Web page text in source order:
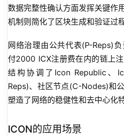
数据完整性确认方面发挥关键作
机制则简化了区块生成和验证过程
网络治理由公共代表(P-Reps)
付2000 ICX注册费在内的链上
结构协调了Icon Republic、
Reps)、社区节点(C-Nodes)和
塑造了网络的稳健性和去中心化特
ICON的应用场景